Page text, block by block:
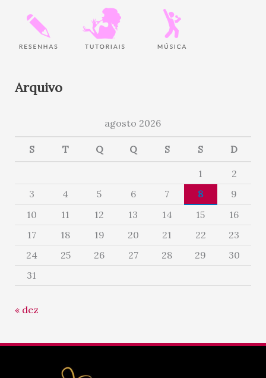
Arquivo
agosto 2026
S T Q Q S S D
1
2
3
4 5 6 7 8
9
10
11 12 13 14 15
16
17
18 19 20 21 22
23
24
25 26 27 28 29
30
31
« dez